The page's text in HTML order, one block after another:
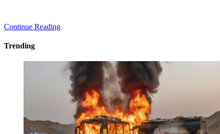
Continue Reading
Trending